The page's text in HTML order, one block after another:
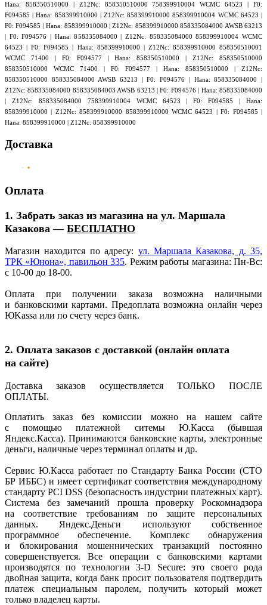
Hana: 858350510000 | Z12Nc: 858350510000 758399910004 WCMC 64523 | F0:
F094585 | Hana: 858399910000 | Z12Nc: 858399910000 858399910004 WCMC 64523 |
F0: F094585 | Hana: 858399910000 | Z12Nc: 858399910000 858335084000 AWSB 63213
| F0: F094576 | Hana: 858335084000 | Z12Nc: 858335084000 858399910004 WCMC
64523 | F0: F094585 | Hana: 858399910000 | Z12Nc: 858399910000 858350510001
WCMC 71400 | F0: F094577 | Hana: 858350510000 | Z12Nc: 858350510000
858350510000 WCMC 71400 | F0: F094577 | Hana: 858350510000 | Z12Nc:
858350510000 858335084000 AWSB 63213 | F0: F094576 | Hana: 858335084000 |
Z12Nc: 858335084000 858335084003 AWSB 63213 | F0: F094576 | Hana: 858335084000
| Z12Nc: 858335084000 758399910004 WCMC 64523 | F0: F094585 | Hana:
858399910000 | Z12Nc: 858399910000 858399910000 WCMC 64523 | F0: F094585 |
Hana: 858399910000 | Z12Nc: 858399910000
Доставка
Оплата
1. Забрать заказ из магазина на ул. Маршала
Казакова — БЕСПЛАТНО
Магазин находится по адресу: ул. Маршала Казакова, д. 35,
ТРК «Юнона», павильон 335. Режим работы магазина: Пн-Вс:
с 10-00 до 18-00.
Оплата при получении заказа возможна наличными
и банковскими картами. Предоплата возможна онлайн через
ЮKassa или по счету через банк.
2. Оплата заказов с доставкой (онлайн оплата
на сайте)
Доставка заказов осуществляется ТОЛЬКО ПОСЛЕ
ОПЛАТЫ.
Оплатить заказ без комиссии можно на нашем сайте
с помощью платежной ситемы Ю.Касса
(бывшая
Яндекс.Касса). Принимаются банковские карты, электронные
деньги, наличные через терминал оплаты и др.
Сервис Ю.Касса работает по Стандарту Банка России (СТО
БР ИББС) и имеет сертификат соответствия международному
стандарту PCI DSS (безопасность индустрии платежных карт).
Система без замечаний прошла проверку Роскомнадзора
на соответствие требованиям по защите персональных
данных. Яндекс.Деньги используют собственное
программное обеспечение. Комплекс обнаружения
и блокирования мошеннических транзакций постоянно
совершенствуется. Все операции с банковскими картами
производятся по технологии 3-D Secure: это своего рода
двойная защита, когда банк просит пользователя подтвердить
платеж специальным паролем, получить который может
только владелец карты.